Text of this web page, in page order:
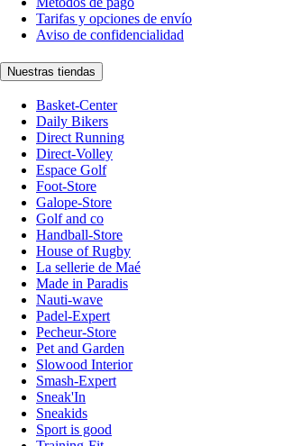
Tarifas y opciones de envío
Aviso de confidencialidad
Nuestras tiendas
Basket-Center
Daily Bikers
Direct Running
Direct-Volley
Espace Golf
Foot-Store
Galope-Store
Golf and co
Handball-Store
House of Rugby
La sellerie de Maé
Made in Paradis
Nauti-wave
Padel-Expert
Pecheur-Store
Pet and Garden
Slowood Interior
Smash-Expert
Sneak'In
Sneakids
Sport is good